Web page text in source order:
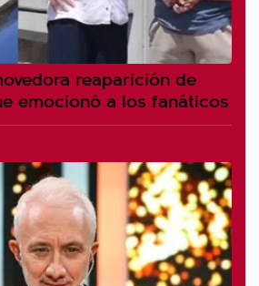
reaparición de
emocionó a los fanáticos